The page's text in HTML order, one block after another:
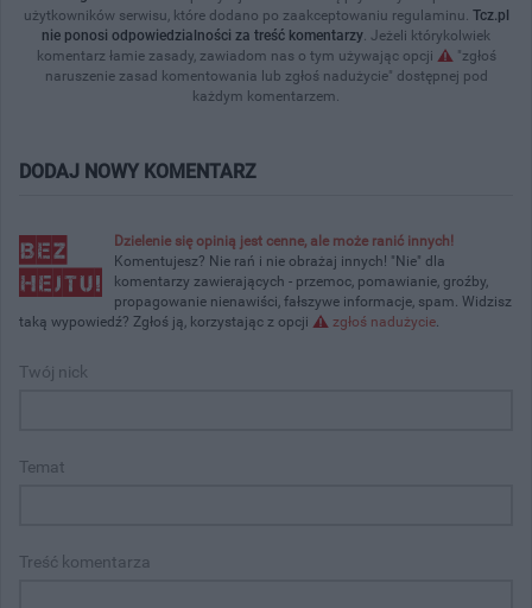
użytkowników serwisu, które dodano po zaakceptowaniu regulaminu. Tcz.pl
nie ponosi odpowiedzialności za treść komentarzy. Jeżeli którykolwiek
komentarz łamie zasady, zawiadom nas o tym używając opcji
"zgłoś
naruszenie zasad komentowania lub zgłoś nadużycie" dostępnej pod
każdym komentarzem.
DODAJ NOWY KOMENTARZ
Dzielenie się opinią jest cenne, ale może ranić innych!
Komentujesz? Nie rań i nie obrażaj innych! "Nie" dla
komentarzy zawierających - przemoc, pomawianie, groźby,
propagowanie nienawiści, fałszywe informacje, spam. Widzisz
taką wypowiedź? Zgłoś ją, korzystając z opcji
zgłoś nadużycie.
Twój nick
Temat
Treść komentarza